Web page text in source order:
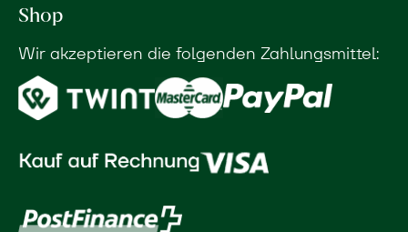
Shop
Wir akzeptieren die folgenden Zahlungsmittel: